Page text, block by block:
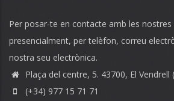
Per posar-te en contacte amb les
presencialment, per telèfon, correu
nostra seu electrònica.
Plaça del centre, 5. 43700, El Vendrell
(+34) 977 15 71 71